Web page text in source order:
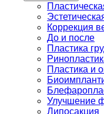
Коррекция
До и после
Пластика
Пластика и
Улучшение
Липосакция